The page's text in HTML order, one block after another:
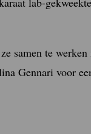
samen te
Gennari voor